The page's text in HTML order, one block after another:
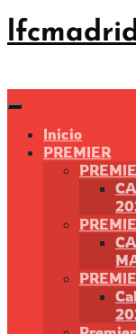
Saltar
al
Inicio
PREMIER